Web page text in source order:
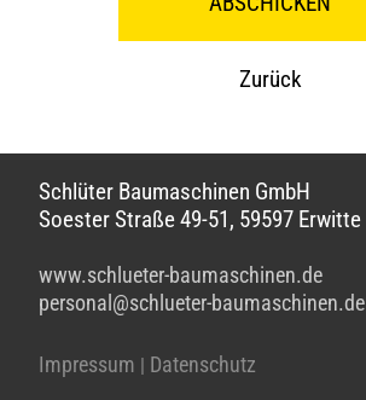
Zurück
Schlüter Baumaschinen GmbH
Soester Straße 49-51, 59597 Erwitte
www.schlueter-baumaschinen.de
personal@schlueter-baumaschinen.de
Impressum Datenschutz